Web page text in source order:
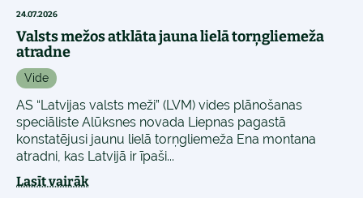
24.07.2026
Valsts mežos atklāta jauna lielā torņgliemeža
atradne
Vide
AS “Latvijas valsts meži” (LVM) vides plānošanas
speciāliste Alūksnes novada Liepnas pagastā
konstatējusi jaunu lielā torņgliemeža Ena montana
atradni, kas Latvijā ir īpaši...
Lasīt vairāk